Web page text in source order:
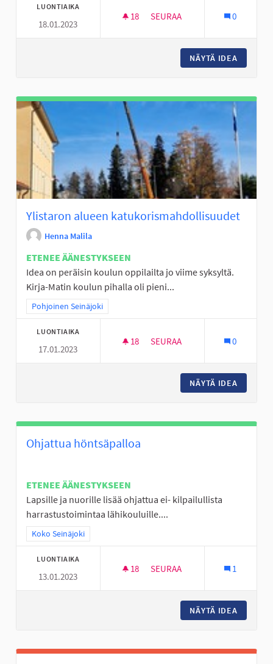
LUONTIAIKA
18.01.2023
18 18 SEURAAJAA
SEURAA 0
NÄYTÄ IDEA
Ylistaron alueen katukorismahdollisuudet
Henna Malila
ETENEE ÄÄNESTYKSEEN
Idea on peräisin koulun oppilailta jo viime syksyltä.
Kirja-Matin koulun pihalla oli pieni...
Rajaa tulokset teeman mukaan: Pohjoinen Seinäjoki
Pohjoinen Seinäjoki
LUONTIAIKA
17.01.2023
18 18 SEURAAJAA
SEURAA 0
NÄYTÄ IDEA
Ohjattua höntsäpalloa
ETENEE ÄÄNESTYKSEEN
Lapsille ja nuorille lisää ohjattua ei- kilpailullista
harrastustoimintaa lähikouluille....
Rajaa tulokset teeman mukaan: Koko Seinäjoki
Koko Seinäjoki
LUONTIAIKA
13.01.2023
18 18 SEURAAJAA
SEURAA 1
NÄYTÄ IDEA